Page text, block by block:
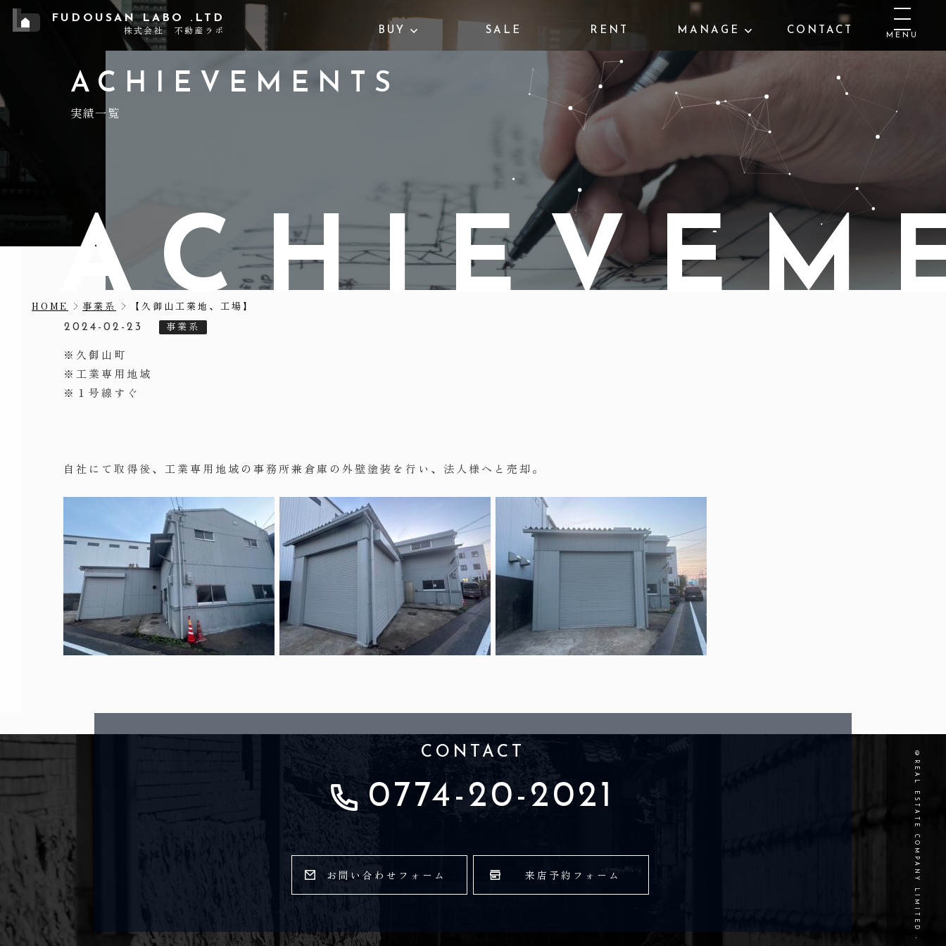
FUDOUSAN LABO .LTD
株式会社 不動産ラボ BUY SALE RENT MANAGE CONTACT MENU
ACHIEVEMENTS
実績一覧
ACHIEVEM
HOME 事業系 【久御山工業地、工場】
2024-02-23 事業系
※久御山町
※工業専用地域
※１号線すぐ
自社にて取得後、工業専用地域の事務所兼倉庫の外壁塗装を行い、法人様へと売却。
CONTACT
0774-20-2021
お問い合わせフォーム 来店予約フォーム